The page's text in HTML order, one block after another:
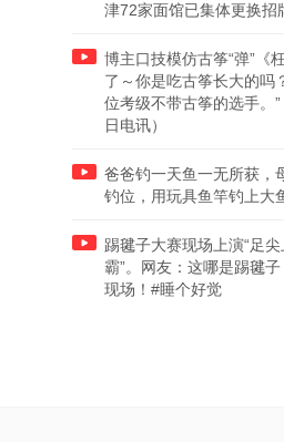
津72家面馆已集体更换招
博主口技模仿古筝“弹”《
了～你是吃古筝长大的吗
位考级不带古筝的选手。
日电讯）
爸爸钓一天鱼一无所获，
钓位，用玩具鱼竿钓上大
踢毽子大赛现场上演“足
霸”。网友：这哪是踢毽
现场！#睡个好觉